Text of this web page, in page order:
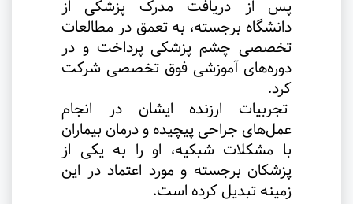
پس از دریافت مدرک پزشکی از
دانشگاه برجسته، به تعمق در مطالعات
تخصصی چشم پزشکی پرداخت و در
دوره‌های آموزشی فوق تخصصی شرکت
کرد.
تجربیات ارزنده ایشان در انجام
عمل‌های جراحی پیچیده و درمان بیماران
با مشکلات شبکیه، او را به یکی از
پزشکان برجسته و مورد اعتماد در این
زمینه تبدیل کرده است.